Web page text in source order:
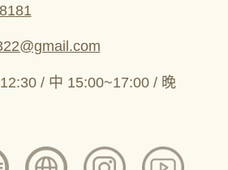
/ 中 ​15:00~17:00 / 晚